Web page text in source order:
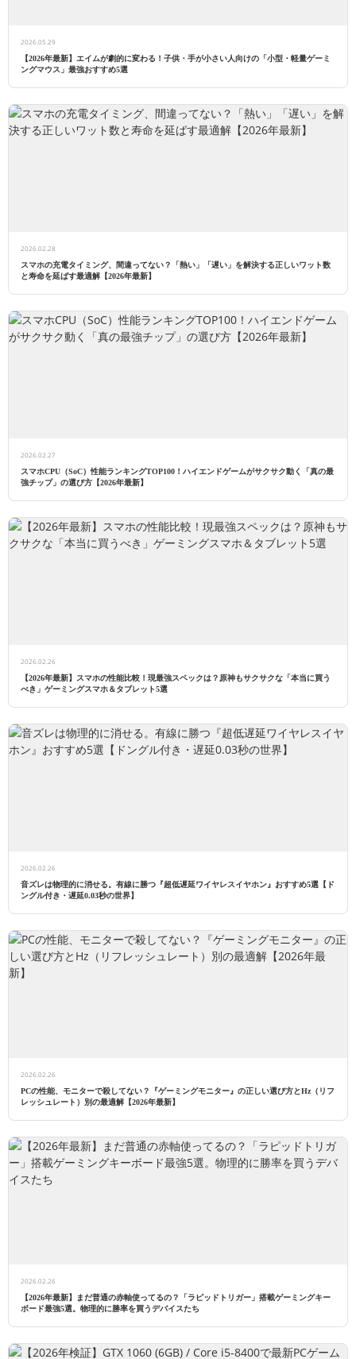
2026.05.29
【2026年最新】エイムが劇的に変わる！子供・手が小さい人向けの「小型・軽量ゲーミ
ングマウス」最強おすすめ5選
2026.02.28
スマホの充電タイミング、間違ってない？「熱い」「遅い」を解決する正しいワット数
と寿命を延ばす最適解【2026年最新】
2026.02.27
スマホCPU（SoC）性能ランキングTOP100！ハイエンドゲームがサクサク動く「真の最
強チップ」の選び方【2026年最新】
2026.02.26
【2026年最新】スマホの性能比較！現最強スペックは？原神もサクサクな「本当に買う
べき」ゲーミングスマホ＆タブレット5選
2026.02.26
音ズレは物理的に消せる。有線に勝つ『超低遅延ワイヤレスイヤホン』おすすめ5選【ド
ングル付き・遅延0.03秒の世界】
2026.02.26
PCの性能、モニターで殺してない？『ゲーミングモニター』の正しい選び方とHz（リフ
レッシュレート）別の最適解【2026年最新】
2026.02.26
【2026年最新】まだ普通の赤軸使ってるの？「ラピッドトリガー」搭載ゲーミングキー
ボード最強5選。物理的に勝率を買うデバイスたち